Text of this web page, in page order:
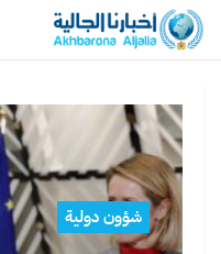
شؤون دولية